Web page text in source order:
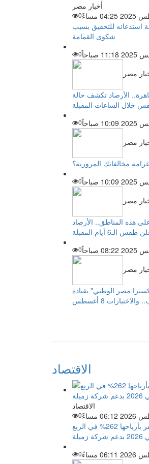
أخبار مصر
0
للتحقيق بسبب
شكوى القمامة
0
مصر
القاهرة.. الأرصاد تكشف حالة
خلال الساعات المقبلة
0
مصر
مخالفاتك المرورية؟
0
مصر
هذه المناطق.. الأرصاد
طقس الـ6 أيام المقبلة
0
مصر
مصر الوطني" بقيادة
8 أغسطس
الاقتصاد
الاقتصاد
0
السعودية لصناعة الورق تقفز بأرباحها 262% في الربع
0